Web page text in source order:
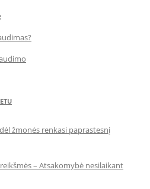
žmonės renkasi paprastesnį
– Atsakomybė nesilaikant